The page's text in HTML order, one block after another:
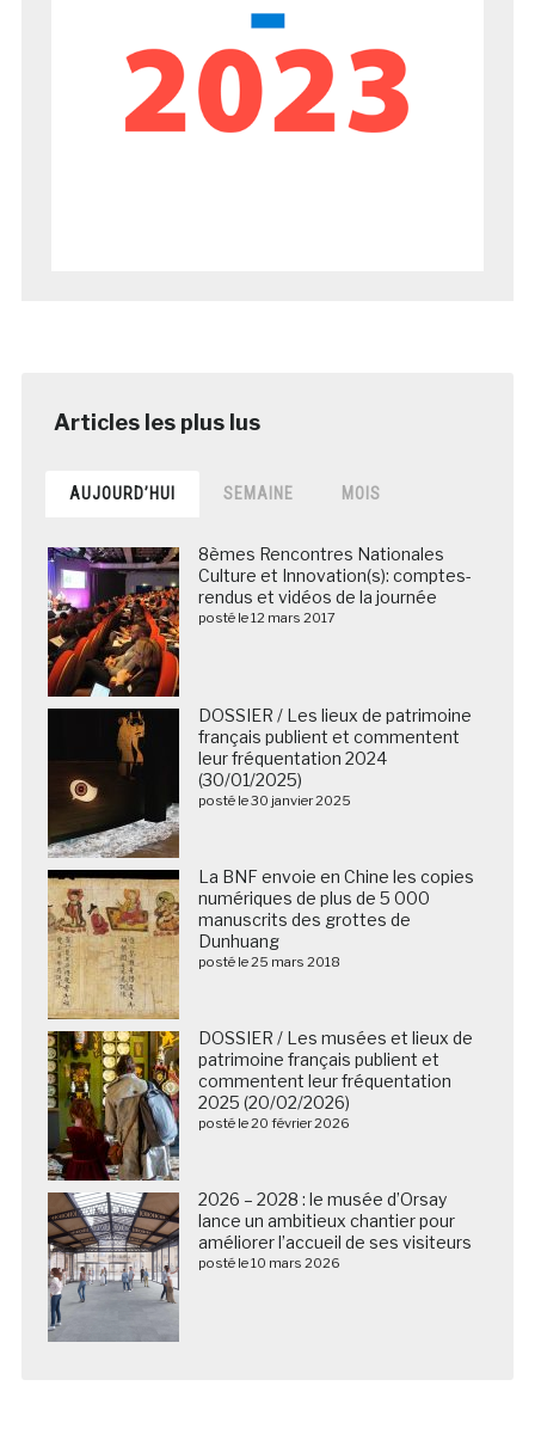
AUJOURD’HUI SEMAINE MOIS
8èmes Rencontres Nationales
Culture et Innovation(s): comptes-
rendus et vidéos de la journée
posté le 12 mars 2017
DOSSIER / Les lieux de patrimoine
français publient et commentent
leur fréquentation 2024
(30/01/2025)
posté le 30 janvier 2025
La BNF envoie en Chine les copies
numériques de plus de 5 000
manuscrits des grottes de
Dunhuang
posté le 25 mars 2018
DOSSIER / Les musées et lieux de
patrimoine français publient et
commentent leur fréquentation
2025 (20/02/2026)
posté le 20 février 2026
2026 – 2028 : le musée d’Orsay
lance un ambitieux chantier pour
améliorer l’accueil de ses visiteurs
posté le 10 mars 2026